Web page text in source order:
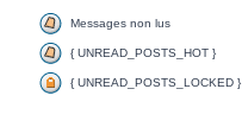
Messages non lus
{ UNREAD_POSTS_HOT }
{ UNREAD_POSTS_LOCKED }